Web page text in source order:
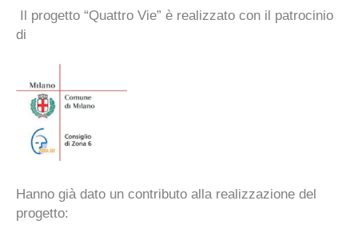
Il progetto “Quattro Vie” è realizzato con il patrocinio
di
Hanno già dato un contributo alla realizzazione del
progetto: